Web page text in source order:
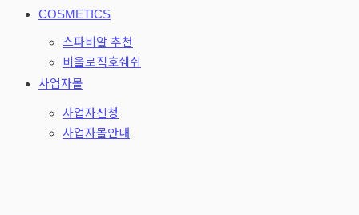
COSMETICS
스파비알 추천
비올로직호쉐쉬
사업자몰
사업자신청
사업자몰안내